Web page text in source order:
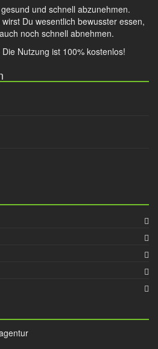
und schnell abzunehmen.
Du wesentlich bewusster essen,
noch schnell abnehmen.
Nutzung ist 100% kostenlos!